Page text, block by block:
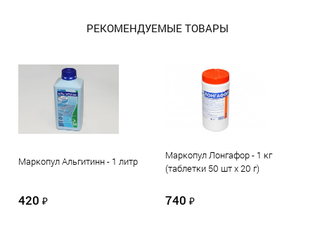
РЕКОМЕНДУЕМЫЕ ТОВАРЫ
Маркопул Альгитинн - 1 литр
420 ₽
Маркопул Лонгафор - 1 кг
(таблетки 50 шт х 20 г)
740 ₽